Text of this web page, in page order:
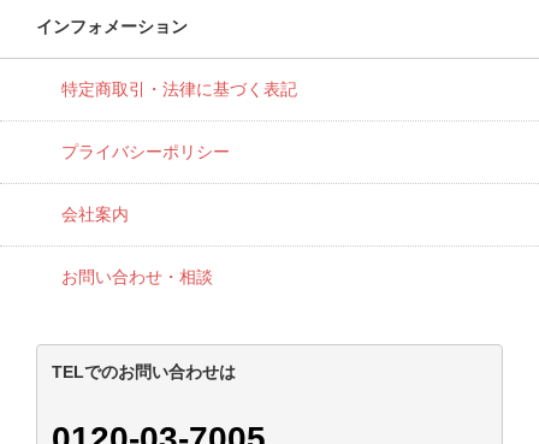
インフォメーション
特定商取引・法律に基づく表記
プライバシーポリシー
会社案内
お問い合わせ・相談
TELでのお問い合わせは